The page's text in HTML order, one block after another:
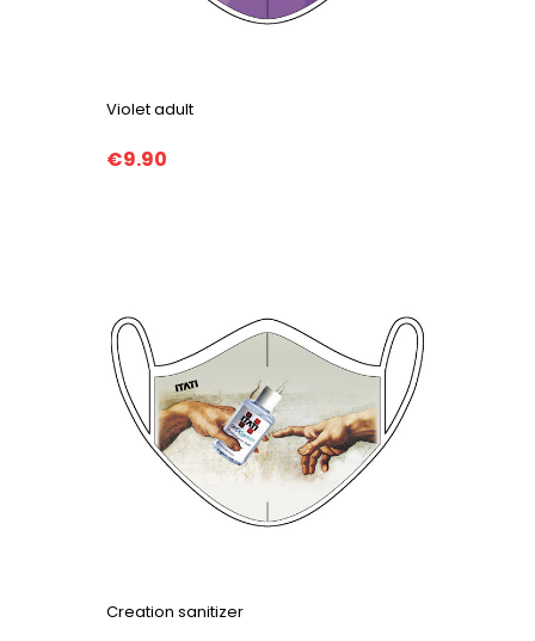
Violet adult
€9.90
Creation sanitizer